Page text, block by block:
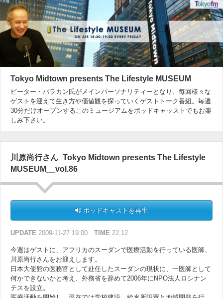
Tokyo Midtown presents The Lifestyle MUSEUM
ピーター・バラカン氏がメインパーソナリティーとなり、毎回様々な
ゲストを迎えて生き方や価値観を探っていくゲストトーク番組。毎週
30分だけオープンするこのミュージアムをポッドキャッストでもお楽
しみ下さい。
川原尚行さん_Tokyo Midtown presents The Lifestyle
MUSEUM__vol.86
ポッドキャストを再生
UPDATE 2009-11-27 19:00 TIME 22:12
今週はゲストに、アフリカのスーダンで医療活動を行っている医師、
川原尚行さんをお迎えします。
日本大使館の医務官として赴任したスーダンの現状に、一医師として
何かできないかと考え、外務省を辞めて2006年にNPO法人ロシナン
テスを設立。